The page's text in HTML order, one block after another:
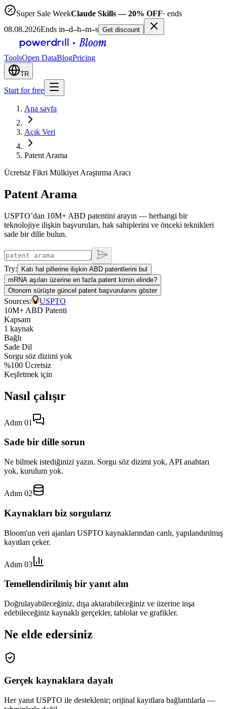
Super Sale WeekClaude Skills — 20% OFF· ends
08.08.2026Ends in–d–h–m–s Get discount
ToolsOpen DataBlogPricing
TR
Start for free
Ana sayfa
Açık Veri
Patent Arama
Ücretsiz Fikri Mülkiyet Araştırma Aracı
Patent Arama
USPTO’dan 10M+ ABD patentini arayın — herhangi bir
teknolojiye ilişkin başvuruları, hak sahiplerini ve önceki teknikleri
sade bir dille bulun.
Try:
Katı hal pillerine ilişkin ABD patentlerini bul
mRNA aşıları üzerine en fazla patent kimin elinde?
Otonom sürüşte güncel patent başvurularını göster
Sources:
USPTO
10M+ ABD Patenti
Kapsam
1 kaynak
Bağlı
Sade Dil
Sorgu söz dizimi yok
%100 Ücretsiz
Keşfetmek için
Nasıl çalışır
Adım 01
Sade bir dille sorun
Ne bilmek istediğinizi yazın. Sorgu söz dizimi yok, API anahtarı
yok, kurulum yok.
Adım 02
Kaynakları biz sorgularız
Bloom'un veri ajanları USPTO kaynaklarından canlı, yapılandırılmış
kayıtları çeker.
Adım 03
Temellendirilmiş bir yanıt alın
Doğrulayabileceğiniz, dışa aktarabileceğiniz ve üzerine inşa
edebileceğiniz kaynaklı gerçekler, tablolar ve grafikler.
Ne elde edersiniz
Gerçek kaynaklara dayalı
Her yanıt USPTO ile desteklenir; orijinal kayıtlara bağlantılarla —